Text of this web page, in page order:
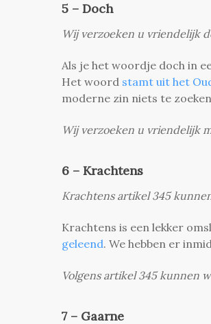
5 – Doch
Wij verzoeken u vriendelijk
Als je het woordje doch in
Het woord stamt uit het
moderne zin niets te
Wij verzoeken u vriendelijk
6 – Krachtens
Krachtens artikel 345
Krachtens is een lekker
geleend. We hebben er
Volgens artikel 345 kunnen
7 – Gaarne